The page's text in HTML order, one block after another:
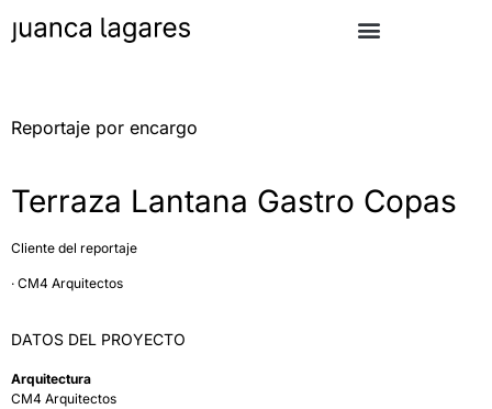
Reportaje por encargo
Terraza Lantana Gastro Copas
Cliente del reportaje
· CM4 Arquitectos
DATOS DEL PROYECTO
Arquitectura
CM4 Arquitectos